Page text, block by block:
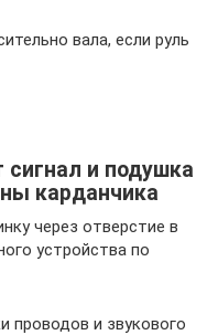
вала, если руль
сигнал и подушка
карданчика
через отверстие в
устройства по
проводов и звукового